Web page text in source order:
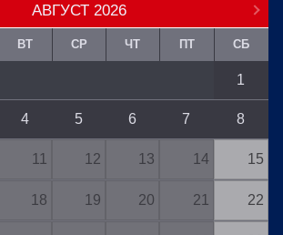
АВГУСТ 2026
ВТ СР ЧТ ПТ СБ
1
4 5 6 7 8
11 12 13 14 15
18 19 20 21 22